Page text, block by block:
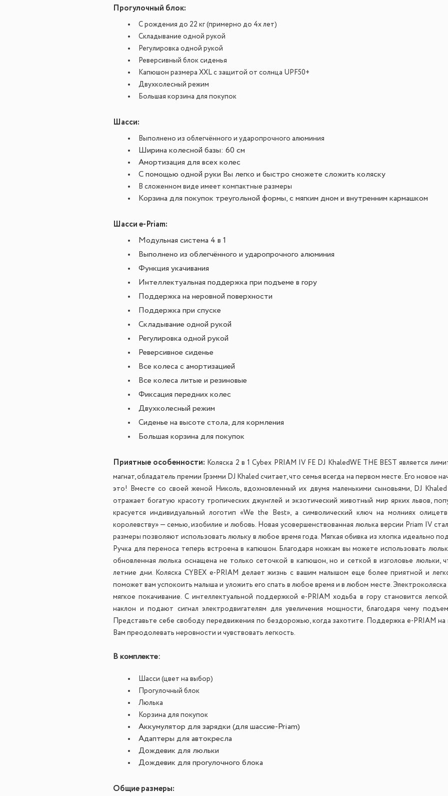
Прогулочный блок:
С рождения до 22 кг (примерно до 4х лет)
Складывание одной рукой
Регулировка одной рукой
Реверсивный блок сиденья
Капюшон размера XXL с защитой от солнца UPF50+
Двухколесный режим
Большая корзина для покупок
Шасси:
Выполнено из облегчённого и ударопрочного алюминия
Ширина колесной базы: 60 см
Амортизация для всех колес
С помощью одной руки Вы легко и быстро сможете сложить коляску
В сложенном виде имеет компактные размеры
Корзина для покупок треугольной формы, с мягким дном и внутренним кармашком
Шасси e-Priam:
Модульная система 4 в 1
Выполнено из облегчённого и ударопрочного алюминия
Функция укачивания
Интеллектуальная поддержка при подъеме в гору
Поддержка на неровной поверхности
Поддержка при спуске
Складывание одной рукой
Регулировка одной рукой
Реверсивное сиденье
Все колеса с амортизацией
Все колеса литые и резиновые
Фиксация передних колес
Двухколесный режим
Сиденье на высоте стола, для кормления
Большая корзина для покупок
Приятные особенности: Коляска 2 в 1 Cybex PRIAM IV FE DJ KhaledWE THE BEST является
магнат, обладатель премии Грэмми DJ Khaled считает, что семья всегда на первом месте. Его новое
это! Вместе со своей женой Николь, вдохновленный их двумя маленькими сыновьями, DJ
отражает богатую красоту тропических джунглей и экзотический животный мир ярких львов,
красуется индивидуальный логотип «We the Best», а символический ключ на молниях
королевству» — семью, изобилие и любовь. Новая усовершенствованная люлька версии Priam IV
размеры позволяют использовать люльку в любое время года. Мягкая обивка из хлопка идеально
Ручка для переноса теперь встроена в капюшон. Благодаря ножкам вы можете использовать
обновленная люлька оснащена не только сеточкой в капюшон, но и сеткой в изголовье люльки,
летние дни. Коляска CYBEX e-PRIAM делает жизнь с вашим малышом еще более приятной и
поможет вам успокоить малыша и уложить его спать в любое время и в любом месте.
мягкое покачивание. С интеллектуальной поддержкой e-PRIAM ходьба в гору становится
наклон и подают сигнал электродвигателям для увеличения мощности, благодаря чему
Представьте себе свободу передвижения по бездорожью, когда захотите. Поддержка e-PRIAM
Вам преодолевать неровности и чувствовать легкость.
В комплекте:
Шасси (цвет на выбор)
Прогулочный блок
Люлька
Корзина для покупок
Аккумулятор для зарядки (для шассиe-Priam)
Адаптеры для автокресла
Дождевик для люльки
Дождевик для прогулочного блока
Общие размеры: